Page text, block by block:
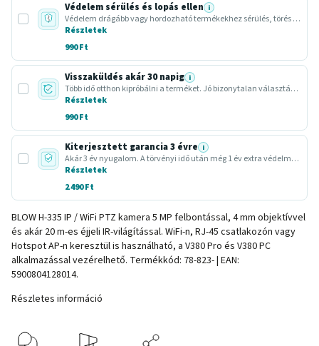
Védelem sérülés és lopás ellen i
Védelem drágább vagy hordozható termékekhez sérülés, törés vagy lopás esetére.
Részletek
990 Ft
Visszaküldés akár 30 napig i
Több idő otthon kipróbálni a terméket. Jó bizonytalan választásnál vagy ajándéknál.
Részletek
990 Ft
Kiterjesztett garancia 3 évre i
Akár 3 év nyugalom. A törvényi idő után még 1 év extra védelmet adunk.
Részletek
2 490 Ft
BLOW H-335 IP / WiFi PTZ kamera 5 MP felbontással, 4 mm objektívvel
és akár 20 m-es éjjeli IR-világítással. WiFi-n, RJ-45 csatlakozón vagy
Hotspot AP-n keresztül is használható, a V380 Pro és V380 PC
alkalmazással vezérelhető. Termékkód: 78-823- | EAN:
5900804128014.
Részletes információ